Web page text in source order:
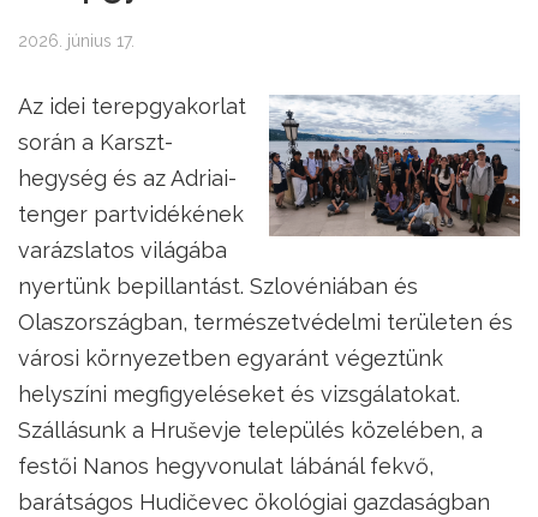
2026. június 17.
Az idei terepgyakorlat
során a Karszt-
hegység és az Adriai-
tenger partvidékének
varázslatos világába
nyertünk bepillantást. Szlovéniában és
Olaszországban, természetvédelmi területen és
városi környezetben egyaránt végeztünk
helyszíni megfigyeléseket és vizsgálatokat.
Szállásunk a Hruševje település közelében, a
festői Nanos hegyvonulat lábánál fekvő,
barátságos Hudičevec ökológiai gazdaságban